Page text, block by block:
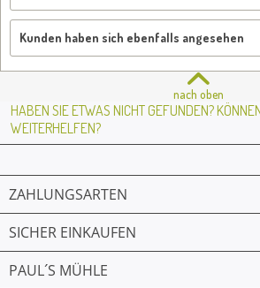
Kunden haben sich ebenfalls angesehen
nach oben
HABEN SIE ETWAS NICHT GEFUNDEN?
WEITERHELFEN?
ZAHLUNGSARTEN
SICHER EINKAUFEN
PAUL´S MÜHLE